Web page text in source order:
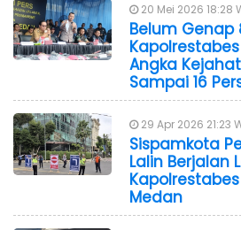
20 Mei 2026 18:28
Belum Genap
Angka
Sampai 16
29 Apr 2026 21:23
Sispamkota
Lalin Berjalan
Medan